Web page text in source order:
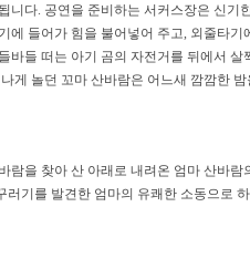
니다. 공연을 준비하는 서커스장은 신기
에 들어가 힘을 불어넣어 주고, 외줄타
바들 떠는 아기 곰의 자전거를 뒤에서
게 놀던 꼬마 산바람은 어느새 깜깜한 밤
람을 찾아 산 아래로 내려온 엄마 산바
러기를 발견한 엄마의 유쾌한 소동으로